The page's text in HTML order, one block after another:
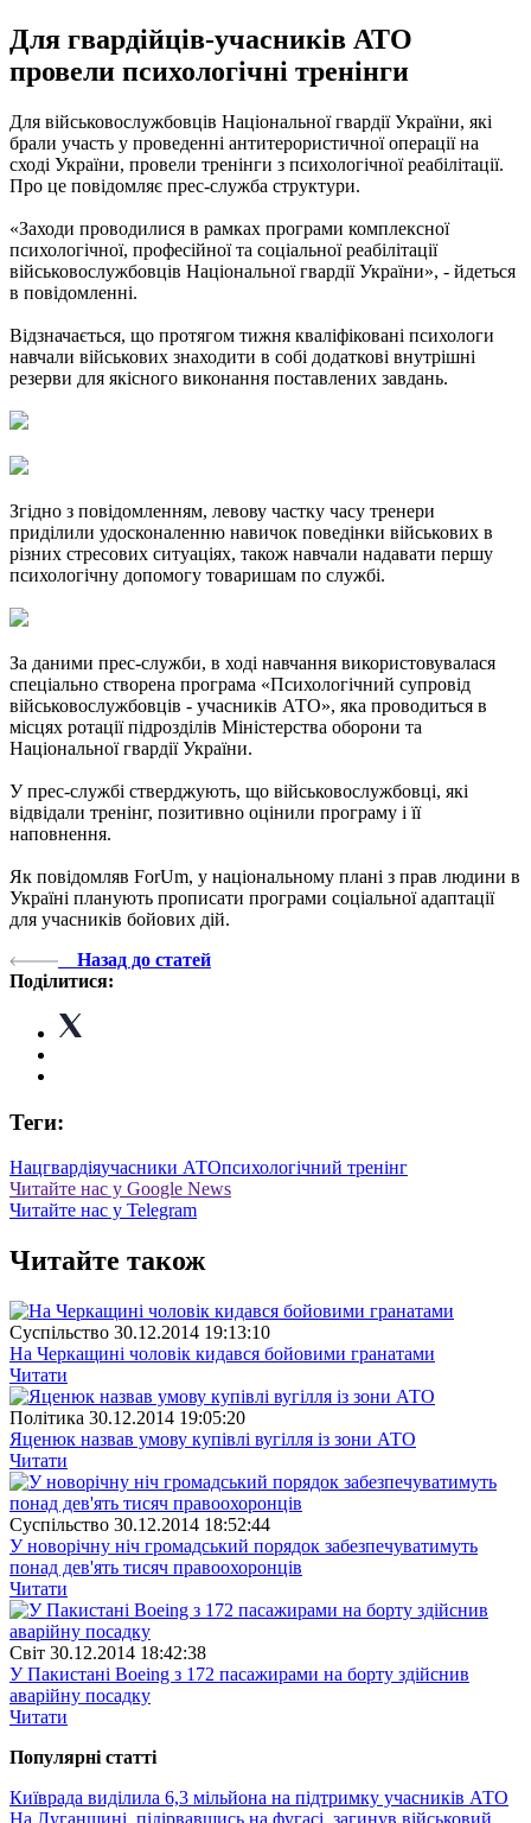
Для гвардійців-учасників АТО
провели психологічні тренінги
Для військовослужбовців Національної гвардії України, які
брали участь у проведенні антитерористичної операції на
сході України, провели тренінги з психологічної реабілітації.
Про це повідомляє прес-служба структури.
«Заходи проводилися в рамках програми комплексної
психологічної, професійної та соціальної реабілітації
військовослужбовців Національної гвардії України», - йдеться
в повідомленні.
Відзначається, що протягом тижня кваліфіковані психологи
навчали військових знаходити в собі додаткові внутрішні
резерви для якісного виконання поставлених завдань.
Згідно з повідомленням, левову частку часу тренери
приділили удосконаленню навичок поведінки військових в
різних стресових ситуаціях, також навчали надавати першу
психологічну допомогу товаришам по службі.
За даними прес-служби, в ході навчання використовувалася
спеціально створена програма «Психологічний супровід
військовослужбовців - учасників АТО», яка проводиться в
місцях ротації підрозділів Міністерства оборони та
Національної гвардії України.
У прес-службі стверджують, що військовослужбовці, які
відвідали тренінг, позитивно оцінили програму і її
наповнення.
Як повідомляв ForUm, у національному плані з прав людини в
Україні планують прописати програми соціальної адаптації
для учасників бойових дій.
Назад до статей
Поділитися:
Теги:
Нацгвардіяучасники АТОпсихологічний тренінг
Читайте нас у Google News
Читайте нас у Telegram
Читайте також
Суспiльство 30.12.2014 19:13:10
На Черкащині чоловік кидався бойовими гранатами
Читати
Полiтика 30.12.2014 19:05:20
Яценюк назвав умову купівлі вугілля із зони АТО
Читати
Суспiльство 30.12.2014 18:52:44
У новорічну ніч громадський порядок забезпечуватимуть
понад дев'ять тисяч правоохоронців
Читати
Свiт 30.12.2014 18:42:38
У Пакистані Boeing з 172 пасажирами на борту здійснив
аварійну посадку
Читати
Популярнi статтi
Київрада виділила 6,3 мільйона на підтримку учасників АТО
На Луганщині, підірвавшись на фугасі, загинув військовий